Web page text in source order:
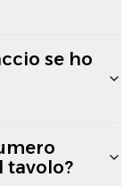
se ho
tavolo?